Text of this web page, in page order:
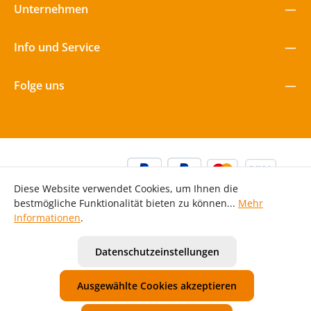
Unternehmen
Info und Service
Folge uns
und ggf. Nachnahmegebühren, wenn nicht anders
angegeben.
Unsere AGBWiderrufsbelehrung Datenschutzerklärung
Impressum
Diese Website verwendet Cookies, um Ihnen die
bestmögliche Funktionalität bieten zu können... Mehr
Informationen.
Datenschutzeinstellungen
Ausgewählte Cookies akzeptieren